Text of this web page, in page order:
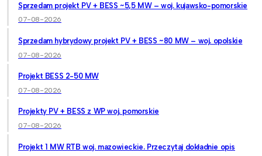
Sprzedam projekt PV + BESS ~5,5 MW – woj. kujawsko-pomorskie
07-08-2026
Sprzedam hybrydowy projekt PV + BESS ~80 MW – woj. opolskie
07-08-2026
Projekt BESS 2-50 MW
07-08-2026
Projekty PV + BESS z WP woj. pomorskie
07-08-2026
Projekt 1 MW RTB woj. mazowieckie. Przeczytaj dokładnie opis